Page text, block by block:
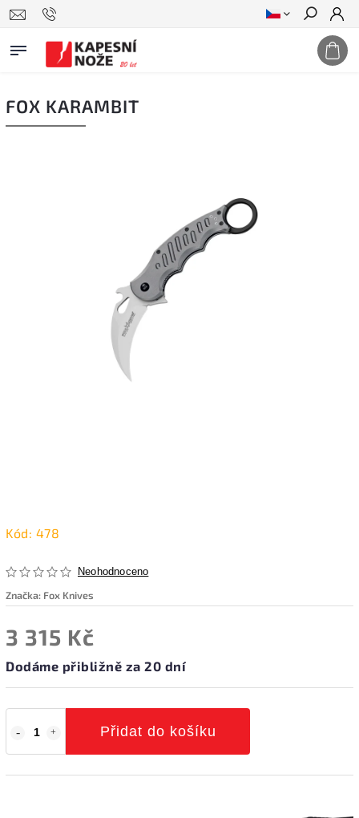
Hledat
FOX KARAMBIT
Kód: 478
Neohodnoceno
Značka: Fox Knives
3 315 Kč
Dodáme přibližně za 20 dní
Přidat do košíku